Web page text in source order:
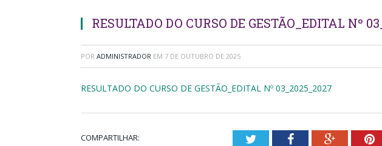
RESULTADO DO CURSO DE GESTÃO_EDITAL Nº
POR ADMINISTRADOR EM 7 DE OUTUBRO DE 2025
RESULTADO DO CURSO DE GESTÃO_EDITAL Nº 03_2025_2027
COMPARTILHAR: TwitterFacebookGoogle+